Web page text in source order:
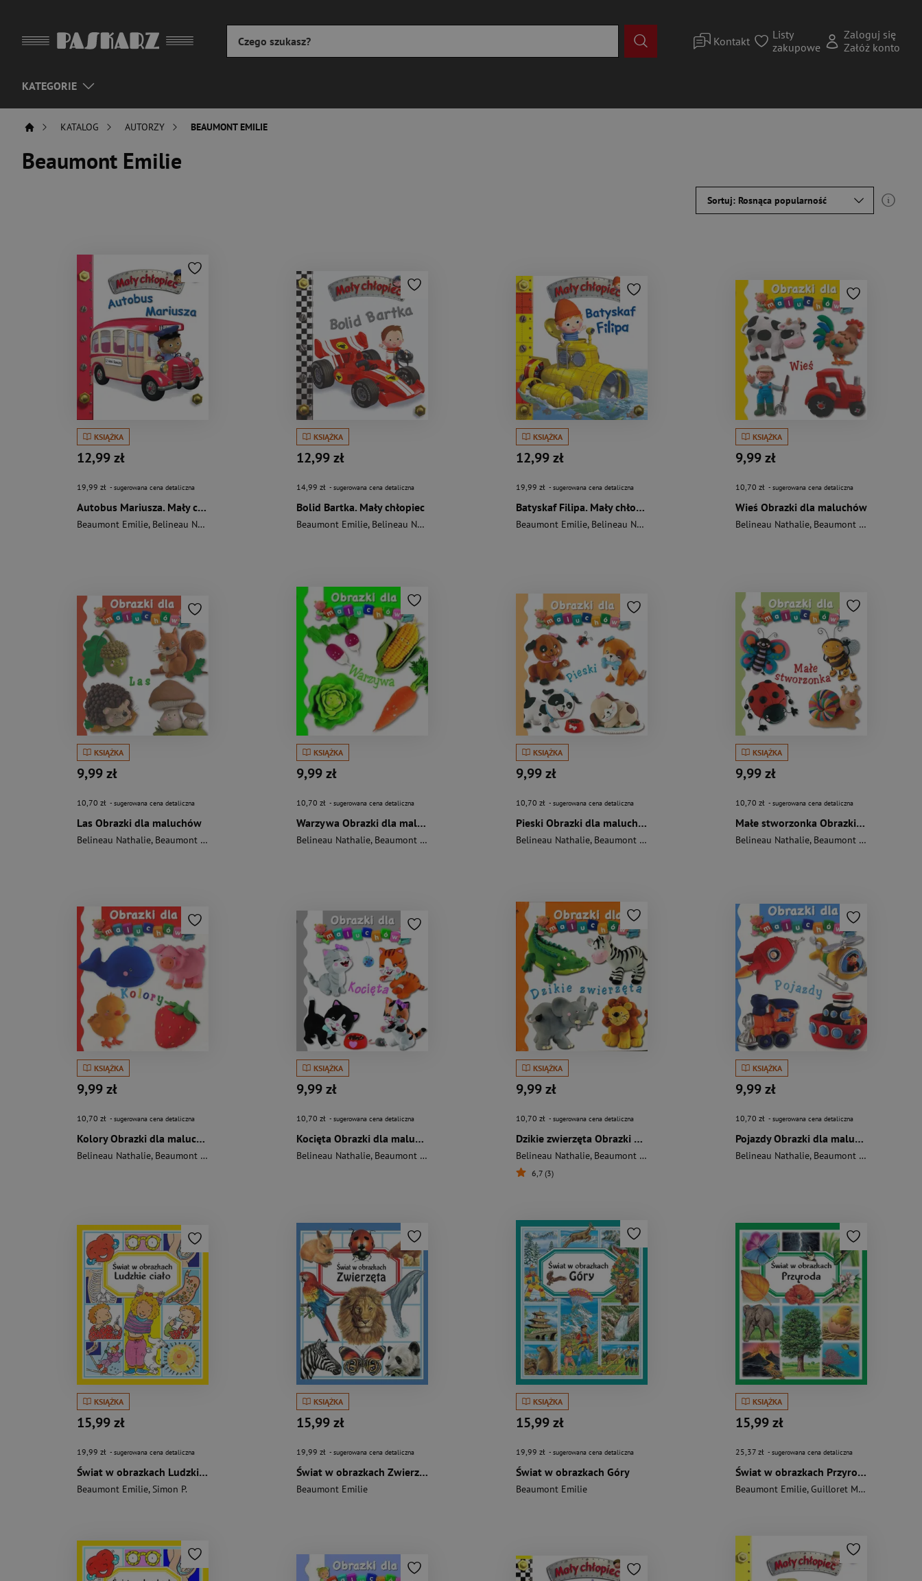
Kontakt
Listy
zakupowe
Zaloguj się
Załóż konto
KATEGORIE
KATALOG AUTORZY BEAUMONT EMILIE
Beaumont Emilie
Sortuj: Rosnąca popularność
KSIĄŻKA
12,99 zł
19,99 zł - sugerowana cena detaliczna
Autobus Mariusza. Mały chłopiec
Beaumont Emilie, Belineau Nathalie
KSIĄŻKA
12,99 zł
14,99 zł - sugerowana cena detaliczna
Bolid Bartka. Mały chłopiec
Beaumont Emilie, Belineau Nathalie
KSIĄŻKA
12,99 zł
19,99 zł - sugerowana cena detaliczna
Batyskaf Filipa. Mały chłopiec
Beaumont Emilie, Belineau Nathalie
KSIĄŻKA
9,99 zł
10,70 zł - sugerowana cena detaliczna
Wieś Obrazki dla maluchów
Belineau Nathalie, Beaumont Emilie
KSIĄŻKA
9,99 zł
10,70 zł - sugerowana cena detaliczna
Las Obrazki dla maluchów
Belineau Nathalie, Beaumont Emilie
KSIĄŻKA
9,99 zł
10,70 zł - sugerowana cena detaliczna
Warzywa Obrazki dla maluchów
Belineau Nathalie, Beaumont Emilie
KSIĄŻKA
9,99 zł
10,70 zł - sugerowana cena detaliczna
Pieski Obrazki dla maluchów
Belineau Nathalie, Beaumont Emilie
KSIĄŻKA
9,99 zł
10,70 zł - sugerowana cena detaliczna
Małe stworzonka Obrazki dla maluchów
Belineau Nathalie, Beaumont Emilie
KSIĄŻKA
9,99 zł
10,70 zł - sugerowana cena detaliczna
Kolory Obrazki dla maluchów
Belineau Nathalie, Beaumont Emilie
KSIĄŻKA
9,99 zł
10,70 zł - sugerowana cena detaliczna
Kocięta Obrazki dla maluchów
Belineau Nathalie, Beaumont Emilie
KSIĄŻKA
9,99 zł
10,70 zł - sugerowana cena detaliczna
Dzikie zwierzęta Obrazki dla maluchów
Belineau Nathalie, Beaumont Emilie
6,7 (3)
KSIĄŻKA
9,99 zł
10,70 zł - sugerowana cena detaliczna
Pojazdy Obrazki dla maluchów
Belineau Nathalie, Beaumont Emilie
KSIĄŻKA
15,99 zł
19,99 zł - sugerowana cena detaliczna
Świat w obrazkach Ludzkie ciało
Beaumont Emilie, Simon P.
KSIĄŻKA
15,99 zł
19,99 zł - sugerowana cena detaliczna
Świat w obrazkach Zwierzęta
Beaumont Emilie
KSIĄŻKA
15,99 zł
19,99 zł - sugerowana cena detaliczna
Świat w obrazkach Góry
Beaumont Emilie
KSIĄŻKA
15,99 zł
25,37 zł - sugerowana cena detaliczna
Świat w obrazkach Przyroda
Beaumont Emilie,Guilloret Marie-Renee